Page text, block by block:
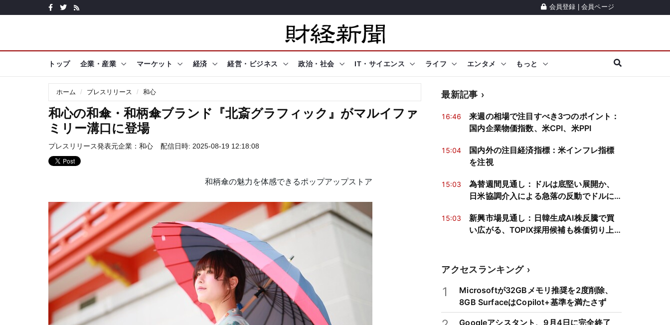
会員登録 会員ページ
トップ 企業・産業 マーケット 経済 経営・ビジネス 政治・社会 IT・サイエンス ライフ エンタメ もっと
ホーム プレスリリース 和心
和心の和傘・和柄傘ブランド『北斎グラフィック』がマルイファ
ミリー溝口に登場
プレスリリース発表元企業： 和心 配信日時: 2025-08-19 12:18:08
和柄傘の魅力を体感できるポップアップストア
最新記事
16:46
来週の相場で注目すべき3つのポイント：
国内企業物価指数、米CPI、米PPI
15:04
国内外の注目経済指標：米インフレ指標
を注視
15:03
為替週間見通し：ドルは底堅い展開か、
日米協調介入による急落の反動でドルに
15:03
新興市場見通し：日韓生成AI株反騰で買
い広がる、TOPIX採用候補も株価切り上
アクセスランキング
1
Microsoftが32GBメモリ推奨を2度削除、
8GB SurfaceはCopilot+基準を満たさず
Googleアシスタント、9月4日に完全終了